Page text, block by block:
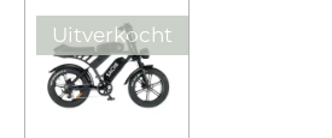
Uitverkocht